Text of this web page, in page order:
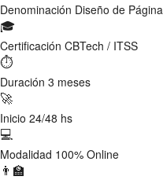
Denominación Diseño de
🎓
Certificación CBTech / ITSS
⏱
Duración 3 meses
🚀
Inicio 24/48 hs
💻
Modalidad 100% Online
👨‍🏫